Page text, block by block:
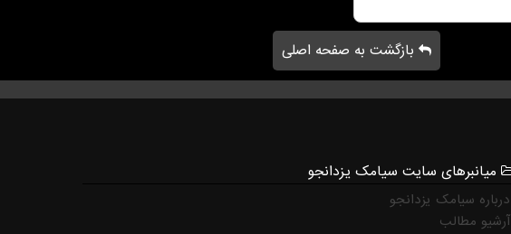
بازگشت به صفحه اصلی
میانبرهای سایت سیامک یزدانجو
درباره سیامک یزدانجو
آرشیو مطالب